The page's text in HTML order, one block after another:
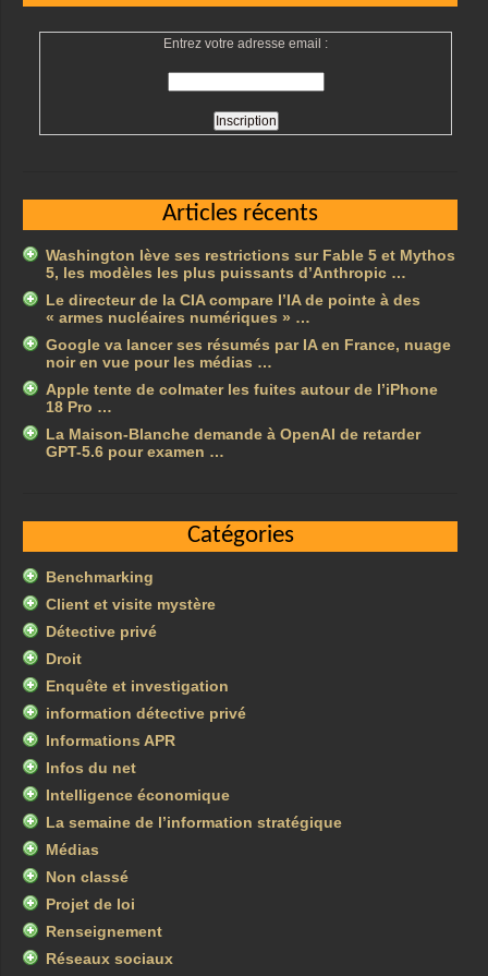
Entrez votre adresse email :
Articles récents
Washington lève ses restrictions sur Fable 5 et Mythos
5, les modèles les plus puissants d’Anthropic …
Le directeur de la CIA compare l’IA de pointe à des
« armes nucléaires numériques » …
Google va lancer ses résumés par IA en France, nuage
noir en vue pour les médias …
Apple tente de colmater les fuites autour de l’iPhone
18 Pro …
La Maison-Blanche demande à OpenAI de retarder
GPT-5.6 pour examen …
Catégories
Benchmarking
Client et visite mystère
Détective privé
Droit
Enquête et investigation
information détective privé
Informations APR
Infos du net
Intelligence économique
La semaine de l’information stratégique
Médias
Non classé
Projet de loi
Renseignement
Réseaux sociaux